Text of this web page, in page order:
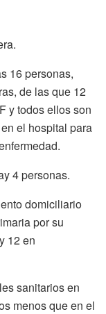
16 personas,
de las que 12
y todos ellos son
el hospital para
4 personas.
domiciliario
por su
12 en
sanitarios en
menos que en el